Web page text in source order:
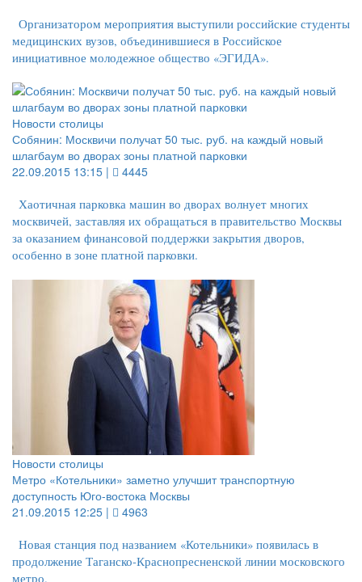
Организатором мероприятия выступили российские студенты
медицинских вузов, объединившиеся в Российское
инициативное молодежное общество «ЭГИДА».
Новости столицы
Собянин: Москвичи получат 50 тыс. руб. на каждый новый
шлагбаум во дворах зоны платной парковки
22.09.2015 13:15 |
4445
Хаотичная парковка машин во дворах волнует многих
москвичей, заставляя их обращаться в правительство Москвы
за оказанием финансовой поддержки закрытия дворов,
особенно в зоне платной парковки.
Новости столицы
Метро «Котельники» заметно улучшит транспортную
доступность Юго-востока Москвы
21.09.2015 12:25 |
4963
Новая станция под названием «Котельники» появилась в
продолжение Таганско-Краснопресненской линии московского
метро.